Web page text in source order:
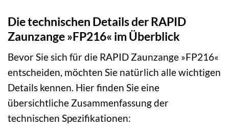
Die technischen Details der RAPID
Zaunzange »FP216« im Überblick
Bevor Sie sich für die RAPID Zaunzange »FP216«
entscheiden, möchten Sie natürlich alle wichtigen
Details kennen. Hier finden Sie eine
übersichtliche Zusammenfassung der
technischen Spezifikationen: